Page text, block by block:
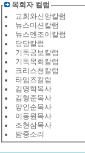
목회자 컬럼
교회와신앙칼럼
뉴스미션칼럼
뉴스엔조이칼럼
당당칼럼
기독공보칼럼
기독목회칼럼
크리스천칼럼
타임즈칼럼
김명혁목사
김형준목사
양인순목사
이동원목사
조현삼목사
밤중소리